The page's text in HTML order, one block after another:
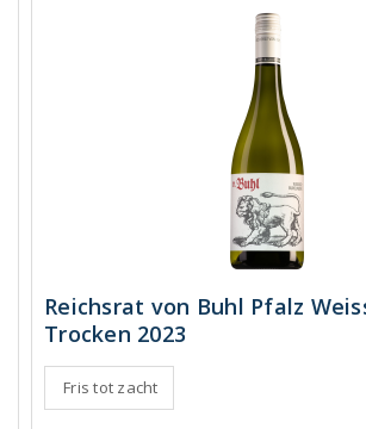
Reichsrat von Buhl Pfalz
Trocken 2023
Fris tot zacht